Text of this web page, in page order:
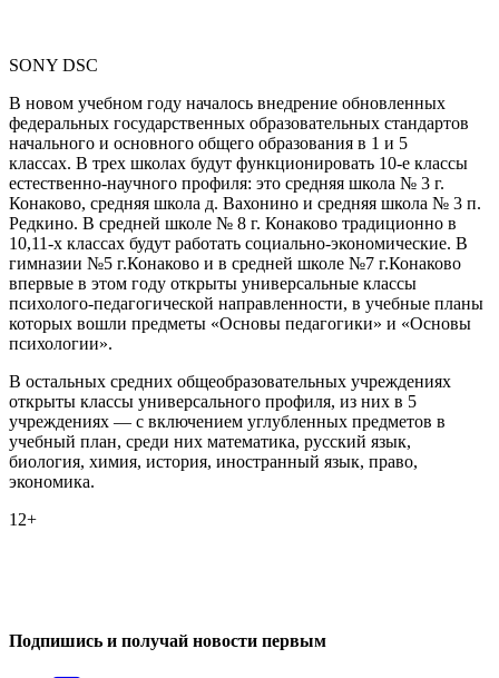
SONY DSC
В новом учебном году началось внедрение обновленных
федеральных государственных образовательных стандартов
начального и основного общего образования в 1 и 5
классах. В трех школах будут функционировать 10-е классы
естественно-научного профиля: это средняя школа № 3 г.
Конаково, средняя школа д. Вахонино и средняя школа № 3 п.
Редкино. В средней школе № 8 г. Конаково традиционно в
10,11-х классах будут работать социально-экономические. В
гимназии №5 г.Конаково и в средней школе №7 г.Конаково
впервые в этом году открыты универсальные классы
психолого-педагогической направленности, в учебные планы
которых вошли предметы «Основы педагогики» и «Основы
психологии».
В остальных средних общеобразовательных учреждениях
открыты классы универсального профиля, из них в 5
учреждениях — с включением углубленных предметов в
учебный план, среди них математика, русский язык,
биология, химия, история, иностранный язык, право,
экономика.
12+
Подпишись и получай новости первым